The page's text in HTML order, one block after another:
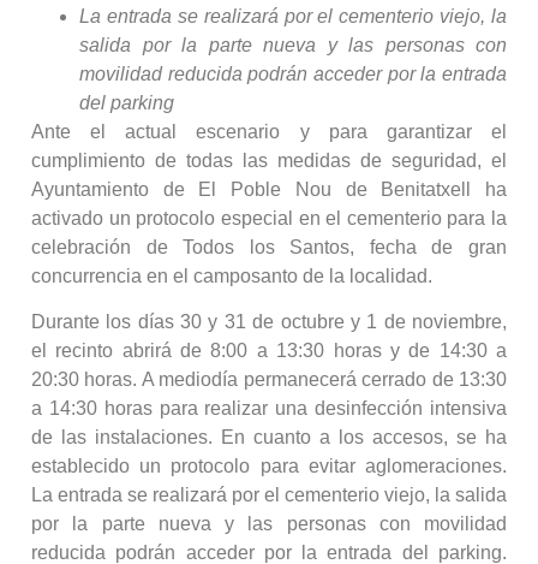
La entrada se realizará por el cementerio viejo, la
salida por la parte nueva y las personas con
movilidad reducida podrán acceder por la entrada
del parking
Ante el actual escenario y para garantizar el
cumplimiento de todas las medidas de seguridad, el
Ayuntamiento de El Poble Nou de Benitatxell ha
activado un protocolo especial en el cementerio para la
celebración de Todos los Santos, fecha de gran
concurrencia en el camposanto de la localidad.
Durante los días 30 y 31 de octubre y 1 de noviembre,
el recinto abrirá de 8:00 a 13:30 horas y de 14:30 a
20:30 horas. A mediodía permanecerá cerrado de 13:30
a 14:30 horas para realizar una desinfección intensiva
de las instalaciones. En cuanto a los accesos, se ha
establecido un protocolo para evitar aglomeraciones.
La entrada se realizará por el cementerio viejo, la salida
por la parte nueva y las personas con movilidad
reducida podrán acceder por la entrada del parking.